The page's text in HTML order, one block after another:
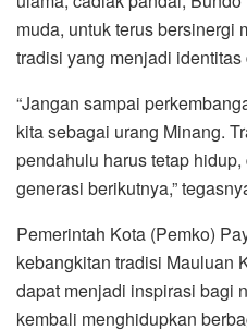
muda, untuk terus bersinergi
tradisi yang menjadi identitas
“Jangan sampai
kita sebagai urang Minang.
pendahulu harus tetap
generasi berikutnya,”
Pemerintah Kota (Pemko)
kebangkitan tradisi Mauluan
dapat menjadi inspirasi bagi
kembali menghidupkan